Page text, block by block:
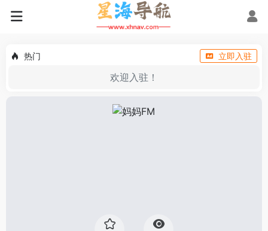
热门 立即入驻
欢迎入驻！